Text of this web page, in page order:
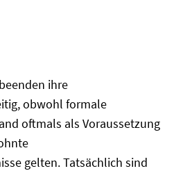
ihre
obwohl formale
oftmals als Voraussetzung
gelten. Tatsächlich sind